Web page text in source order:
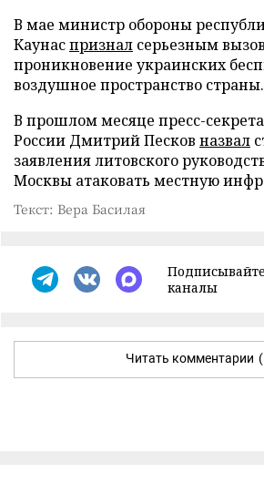
В мае министр обороны
Каунаспризнал серьезным
проникновение украинских
воздушное пространство страны.
В прошлом месяце пресс-
России Дмитрий Песков назвал
заявления литовского
Москвы атаковать местную
Текст: Вера Басилая
каналы
Читать комментарии